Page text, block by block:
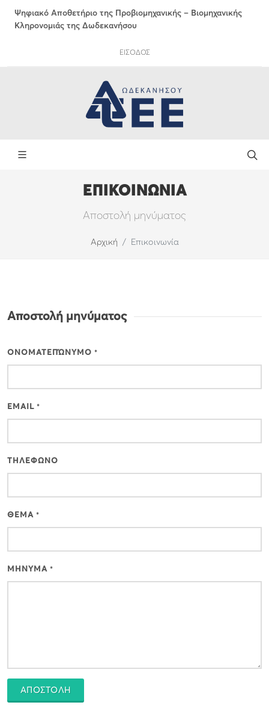
Ψηφιακό Αποθετήριο της Προβιομηχανικής – Βιομηχανικής
Κληρονομιάς της Δωδεκανήσου
ΕΙΣΟΔΟΣ
ΕΠΙΚΟΙΝΩΝΙΑ
Αποστολή μηνύματος
Αρχική Επικοινωνία
Αποστολή μηνύματος
ΟΝΟΜΑΤΕΠΏΝΥΜΟ *
EMAIL *
ΤΗΛΕΦΩΝΟ
ΘΕΜΑ *
ΜΗΝΥΜΑ *
ΑΠΟΣΤΟΛΗ